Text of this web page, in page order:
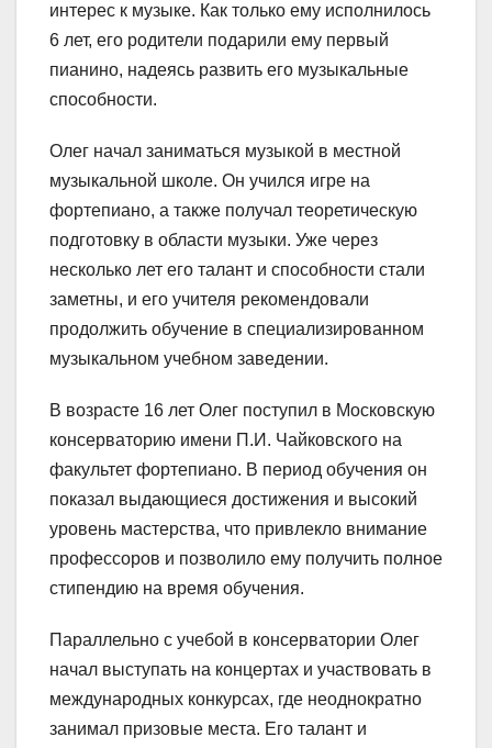
интерес к музыке. Как только ему исполнилось
6 лет, его родители подарили ему первый
пианино, надеясь развить его музыкальные
способности.
Олег начал заниматься музыкой в местной
музыкальной школе. Он учился игре на
фортепиано, а также получал теоретическую
подготовку в области музыки. Уже через
несколько лет его талант и способности стали
заметны, и его учителя рекомендовали
продолжить обучение в специализированном
музыкальном учебном заведении.
В возрасте 16 лет Олег поступил в Московскую
консерваторию имени П.И. Чайковского на
факультет фортепиано. В период обучения он
показал выдающиеся достижения и высокий
уровень мастерства, что привлекло внимание
профессоров и позволило ему получить полное
стипендию на время обучения.
Параллельно с учебой в консерватории Олег
начал выступать на концертах и участвовать в
международных конкурсах, где неоднократно
занимал призовые места. Его талант и